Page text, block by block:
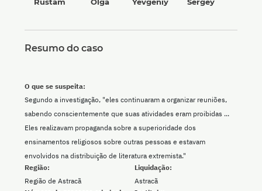
Rustam
Olga
Yevgeniy
Sergey
Resumo do caso
Região:
Região de Astracã
Liquidação:
Astracã
O que se suspeita:
Segundo a investigação, "eles continuaram a organizar reuniões,
sabendo conscientemente que suas atividades eram proibidas ...
Eles realizavam propaganda sobre a superioridade dos
ensinamentos religiosos sobre outras pessoas e estavam
envolvidos na distribuição de literatura extremista."